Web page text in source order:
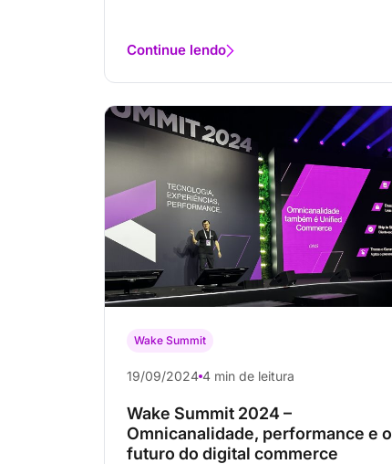
Continue lendo
Wake Summit
19/09/2024 4 min de leitura
Wake Summit 2024 –
Omnicanalidade, performance e o
futuro do digital commerce